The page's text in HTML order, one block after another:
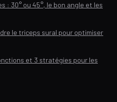
: 30° ou 45°, le bon angle et les
le triceps sural pour optimiser
et 3 stratégies pour les